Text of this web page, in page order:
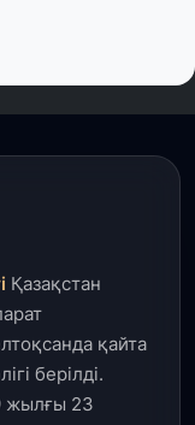
Қазақстан
қайта
берілді.
жылғы 23